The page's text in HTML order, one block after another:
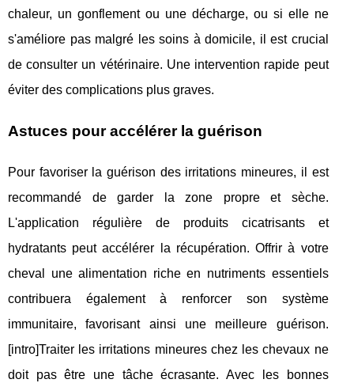
chaleur, un gonflement ou une décharge, ou si elle ne
s'améliore pas malgré les soins à domicile, il est crucial
de consulter un vétérinaire. Une intervention rapide peut
éviter des complications plus graves.
Astuces pour accélérer la guérison
Pour favoriser la guérison des irritations mineures, il est
recommandé de garder la zone propre et sèche.
L'application régulière de produits cicatrisants et
hydratants peut accélérer la récupération. Offrir à votre
cheval une alimentation riche en nutriments essentiels
contribuera également à renforcer son système
immunitaire, favorisant ainsi une meilleure guérison.
[intro]Traiter les irritations mineures chez les chevaux ne
doit pas être une tâche écrasante. Avec les bonnes